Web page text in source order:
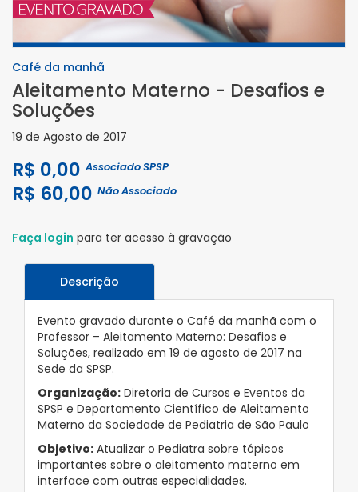
Café da manhã
Aleitamento Materno - Desafios e
Soluções
19 de Agosto de 2017
Associado SPSP
R$ 0,00
Não Associado
R$ 60,00
Faça login para ter acesso à gravação
Descrição
Evento gravado durante o Café da manhã com o
Professor – Aleitamento Materno: Desafios e
Soluções, realizado em 19 de agosto de 2017 na
Sede da SPSP.
Organização: Diretoria de Cursos e Eventos da
SPSP e Departamento Científico de Aleitamento
Materno da Sociedade de Pediatria de São Paulo
Objetivo: Atualizar o Pediatra sobre tópicos
importantes sobre o aleitamento materno em
interface com outras especialidades.